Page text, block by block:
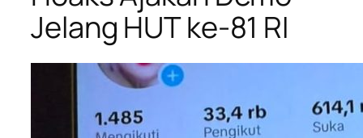
Jelang HUT ke-81 RI